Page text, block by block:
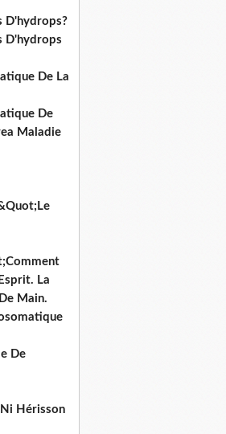
D'hydrops?
D'hydrops
De La
De
Maladie
La
Main.
De
Hérisson